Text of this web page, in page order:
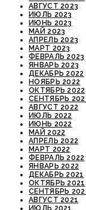
АВГУСТ 2023
ИЮЛЬ 2023
ИЮНЬ 2023
МАЙ 2023
АПРЕЛЬ 2023
МАРТ 2023
ФЕВРАЛЬ 2023
ЯНВАРЬ 2023
ДЕКАБРЬ 2022
НОЯБРЬ 2022
ОКТЯБРЬ 2022
СЕНТЯБРЬ
АВГУСТ 2022
ИЮЛЬ 2022
ИЮНЬ 2022
МАЙ 2022
АПРЕЛЬ 2022
МАРТ 2022
ФЕВРАЛЬ 2022
ЯНВАРЬ 2022
ДЕКАБРЬ 2021
ОКТЯБРЬ 2021
СЕНТЯБРЬ
АВГУСТ 2021
ИЮЛЬ 2021